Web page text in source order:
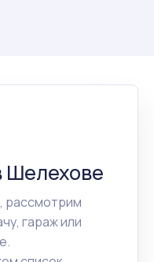
Шелехове
рассмотрим
гараж или